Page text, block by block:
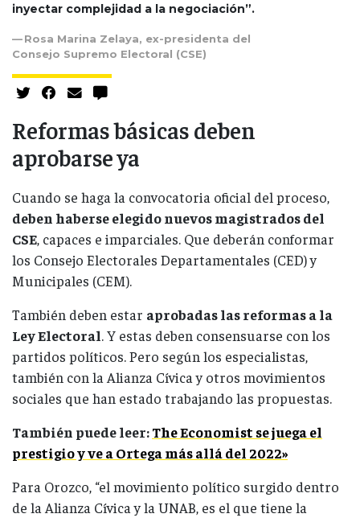
inyectar complejidad a la negociación”.
Rosa Marina Zelaya, ex-presidenta del
Consejo Supremo Electoral (CSE)
Reformas básicas deben
aprobarse ya
Cuando se haga la convocatoria oficial del proceso,
deben haberse elegido nuevos magistrados del
CSE, capaces e imparciales. Que deberán conformar
los Consejo Electorales Departamentales (CED) y
Municipales (CEM).
También deben estar aprobadas las reformas a la
Ley Electoral. Y estas deben consensuarse con los
partidos políticos. Pero según los especialistas,
también con la Alianza Cívica y otros movimientos
sociales que han estado trabajando las propuestas.
También puede leer:The Economist se juega el
prestigio y ve a Ortega más allá del 2022»
Para Orozco, “el movimiento político surgido dentro
de la Alianza Cívica y la UNAB, es el que tiene la